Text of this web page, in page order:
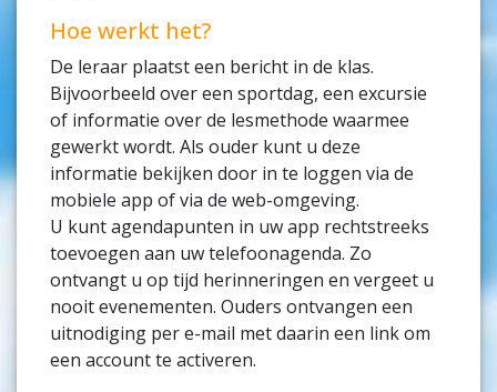
Hoe werkt het?
De leraar plaatst een bericht in de klas.
Bijvoorbeeld over een sportdag, een excursie
of informatie over de lesmethode waarmee
gewerkt wordt. Als ouder kunt u deze
informatie bekijken door in te loggen via de
mobiele app of via de web-omgeving.
U kunt agendapunten in uw app rechtstreeks
toevoegen aan uw telefoonagenda. Zo
ontvangt u op tijd herinneringen en vergeet u
nooit evenementen. Ouders ontvangen een
uitnodiging per e-mail met daarin een link om
een account te activeren.